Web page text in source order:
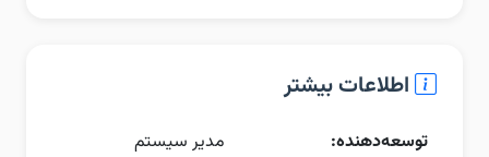
اطلاعات بیشتر
توسعه‌دهنده:
مدیر سیستم